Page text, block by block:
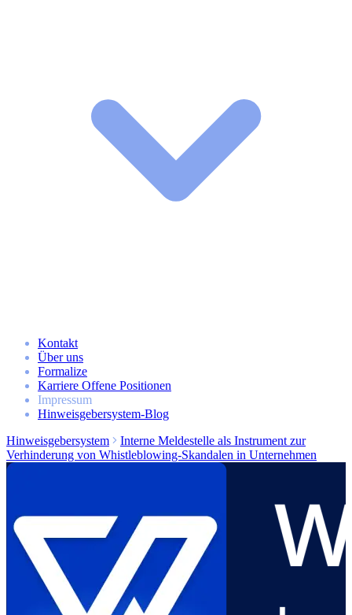
Kontakt
Über uns
Formalize
Karriere Offene Positionen
Impressum
Hinweisgebersystem-Blog
Hinweisgebersystem
Interne Meldestelle als Instrument zur
Verhinderung von Whistleblowing-Skandalen in Unternehmen